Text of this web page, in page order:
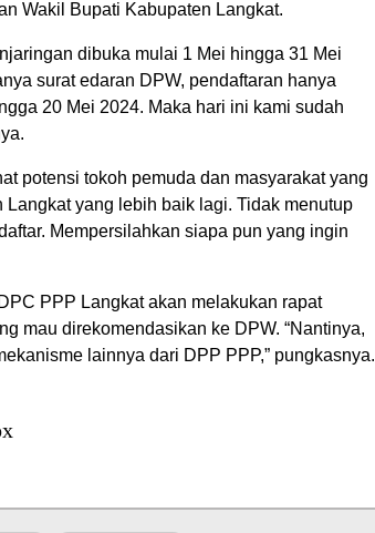
Wakil Bupati Kabupaten Langkat.
dibuka mulai 1 Mei hingga 31 Mei
surat edaran DPW, pendaftaran hanya
20 Mei 2024. Maka hari ini kami sudah
potensi tokoh pemuda dan masyarakat yang
yang lebih baik lagi. Tidak menutup
Mempersilahkan siapa pun yang ingin
PPP Langkat akan melakukan rapat
mau direkomendasikan ke DPW. “Nantinya,
lainnya dari DPP PPP,” pungkasnya.